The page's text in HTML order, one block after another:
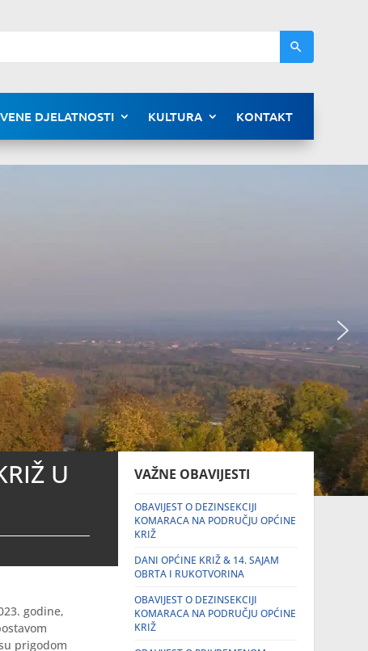
DJELATNOSTI KULTURA KONTAKT
U
godine,
prigodom
VAŽNE OBAVIJESTI
OBAVIJEST O DEZINSEKCIJI
KOMARACA NA PODRUČJU OPĆINE
KRIŽ
DANI OPĆINE KRIŽ & 14. SAJAM
OBRTA I RUKOTVORINA
OBAVIJEST O DEZINSEKCIJI
KOMARACA NA PODRUČJU OPĆINE
KRIŽ